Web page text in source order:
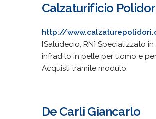
Calzaturificio
http://
[Saludecio, RN] Specializzato
infradito in pelle per uomo e
Acquisti tramite modulo.
De Carli Giancarlo